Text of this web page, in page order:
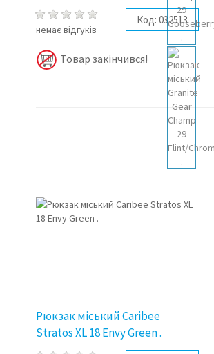
немає відгуків
Код: 032513
Товар закінчився!
Рюкзак міський Caribee
Stratos XL 18 Envy Green .